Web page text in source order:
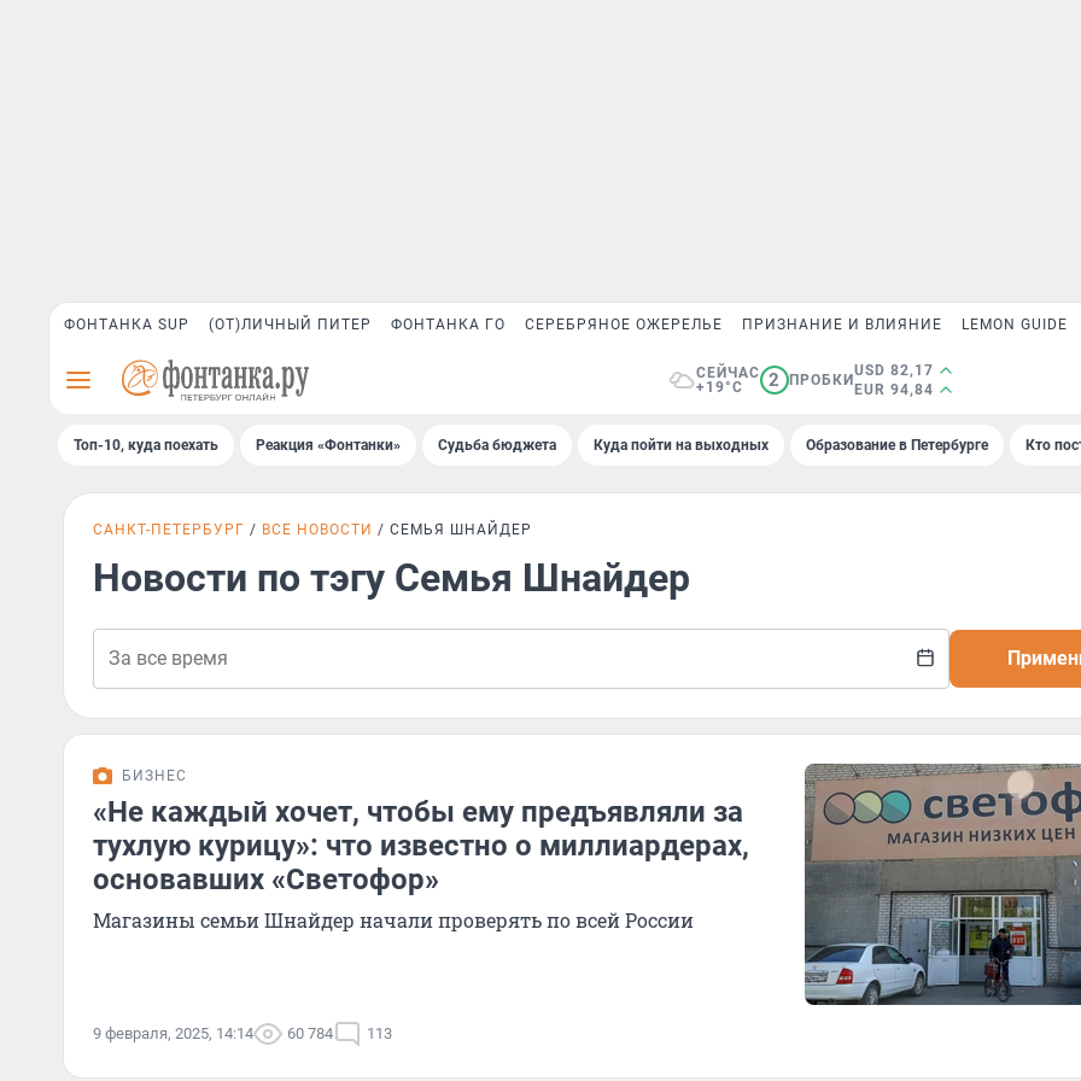
ФОНТАНКА SUP (ОТ)ЛИЧНЫЙ ПИТЕР ФОНТАНКА ГО СЕРЕБРЯНОЕ ОЖЕРЕЛЬЕ ПРИЗНАНИЕ И ВЛИЯНИЕ LEMON GUIDE
СЕЙЧАС
+19°C
2 ПРОБКИ
USD 82,17
EUR 94,84
Топ-10, куда поехать Реакция «Фонтанки» Судьба бюджета Куда пойти на выходных Образование в Петербурге Кто
САНКТ-ПЕТЕРБУРГ ВСЕ НОВОСТИ СЕМЬЯ ШНАЙДЕР
Новости по тэгу Семья Шнайдер
БИЗНЕС
«Не каждый хочет, чтобы ему предъявляли за
тухлую курицу»: что известно о миллиардерах,
основавших «Светофор»
Магазины семьи Шнайдер начали проверять по всей России
9 февраля, 2025, 14:14 60 784 113